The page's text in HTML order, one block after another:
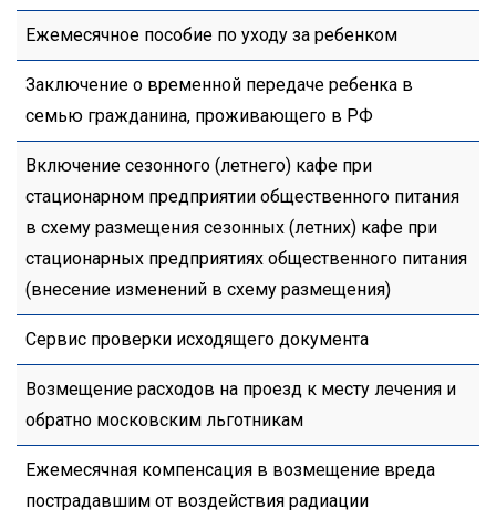
Ежемесячное пособие по уходу за ребенком
Заключение о временной передаче ребенка в
семью гражданина, проживающего в РФ
Включение сезонного (летнего) кафе при
стационарном предприятии общественного питания
в схему размещения сезонных (летних) кафе при
стационарных предприятиях общественного питания
(внесение изменений в схему размещения)
Сервис проверки исходящего документа
Возмещение расходов на проезд к месту лечения и
обратно московским льготникам
Ежемесячная компенсация в возмещение вреда
пострадавшим от воздействия радиации